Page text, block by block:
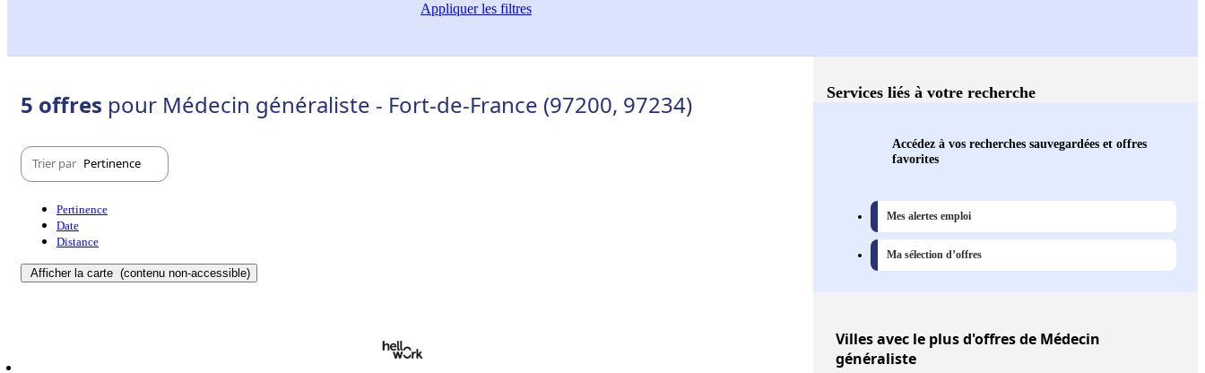
Appliquerles filtres
5 offres pour Médecin généraliste - Fort-de-France (97200, 97234)
Trier par Pertinence
Pertinence
Date
Distance
Afficher la carte (contenu non-accessible)
Services liés à votre recherche
Accédez à vos recherches sauvegardées et offres
favorites
Mes alertes emploi
Ma sélection d’offres
Villesavec le plus d'offres de Médecin
généraliste